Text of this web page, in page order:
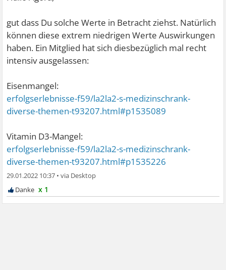
gut dass Du solche Werte in Betracht ziehst. Natürlich
können diese extrem niedrigen Werte Auswirkungen
haben. Ein Mitglied hat sich diesbezüglich mal recht
intensiv ausgelassen:
Eisenmangel:
erfolgserlebnisse-f59/la2la2-s-medizinschrank-
diverse-themen-t93207.html#p1535089
Vitamin D3-Mangel:
erfolgserlebnisse-f59/la2la2-s-medizinschrank-
diverse-themen-t93207.html#p1535226
29.01.2022 10:37 •
x 1